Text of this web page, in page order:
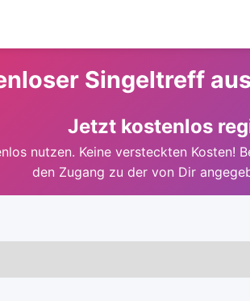
Singeltreff
Jetzt kostenlos
nutzen. Keine versteckten Kosten!
den Zugang zu der von Dir